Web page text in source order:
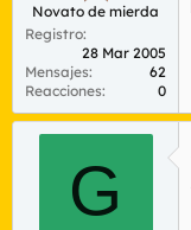
e
m
Novato de mierda
Registro
28 Mar 2005
Mensajes
62
Reacciones
0
G